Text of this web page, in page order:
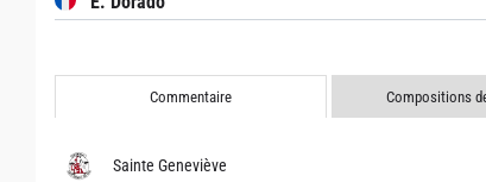
Commentaire Compositions
Sainte Geneviève